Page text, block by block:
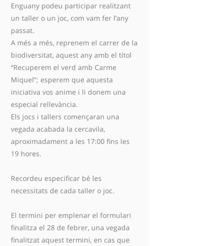
Enguany podeu participar realitzant
un taller o un joc, com vam fer l’any
passat.
A més a més, reprenem el carrer de la
biodiversitat, aquest any amb el títol
“Recuperem el verd amb Carme
Miquel”; esperem que aquesta
iniciativa vos anime i li donem una
especial rellevància.
Els jocs i tallers començaran una
vegada acabada la cercavila,
aproximadament a les 17:00 fins les
19 hores.
Recordeu especificar bé les
necessitats de cada taller o joc.
El termini per emplenar el formulari
finalitza el 28 de febrer, una vegada
finalitzat aquest termini, en cas que